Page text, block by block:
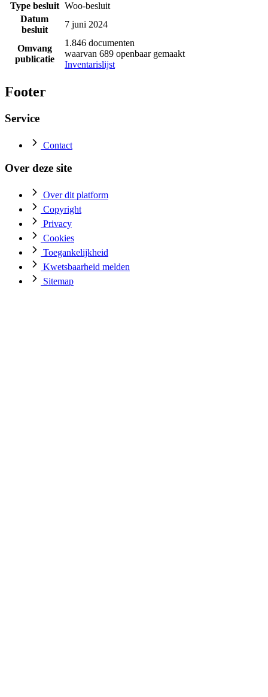
Type besluit Woo-besluit
Datum
besluit
7 juni 2024
Omvang
publicatie
1.846 documenten
waarvan 689 openbaar gemaakt
Inventarislijst
Footer
Service
Contact
Over deze site
Over dit platform
Copyright
Privacy
Cookies
Toegankelijkheid
Kwetsbaarheid melden
Sitemap